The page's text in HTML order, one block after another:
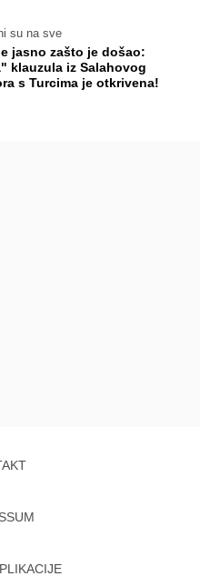
su na sve
jasno zašto je došao:
klauzula iz Salahovog
s Turcima je otkrivena!